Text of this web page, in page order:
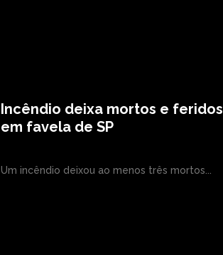
Incêndio deixa mortos e feridos
em favela de SP
Um incêndio deixou ao menos três mortos...